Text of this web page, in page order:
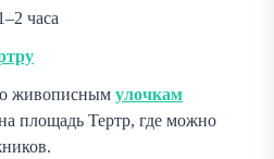
часа
живописным улочкам
площадь Тертр, где можно